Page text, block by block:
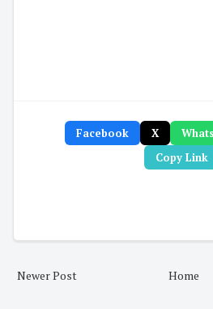
Facebook X
Copy Link
Newer Post Home